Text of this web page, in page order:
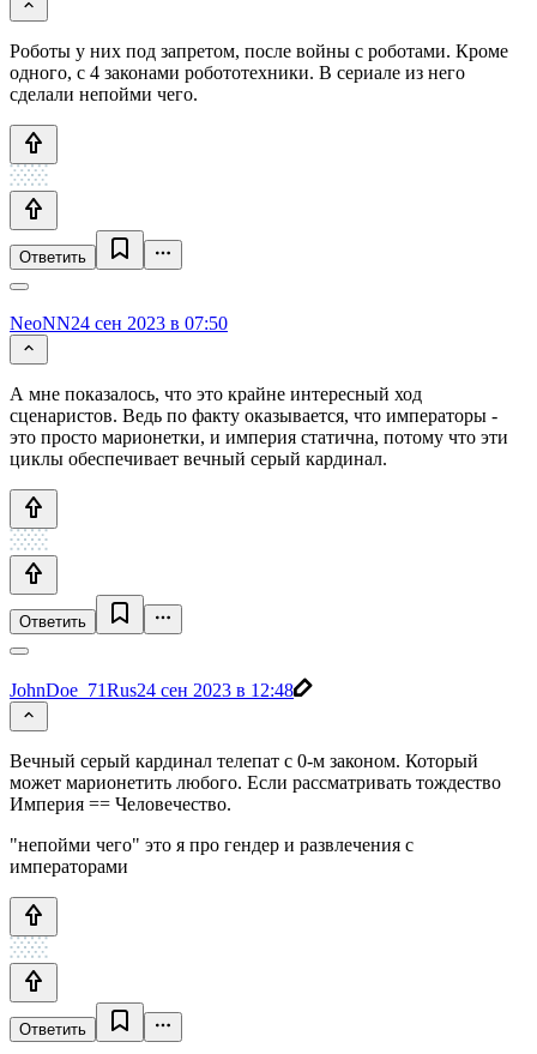
Роботы у них под запретом, после войны с роботами. Кроме
одного, с 4 законами робототехники. В сериале из него
сделали непойми чего.
Ответить
NeoNN24 сен 2023 в 07:50
А мне показалось, что это крайне интересный ход
сценаристов. Ведь по факту оказывается, что императоры -
это просто марионетки, и империя статична, потому что эти
циклы обеспечивает вечный серый кардинал.
Ответить
JohnDoe_71Rus24 сен 2023 в 12:48
Вечный серый кардинал телепат с 0-м законом. Который
может марионетить любого. Если рассматривать тождество
Империя == Человечество.
"непойми чего" это я про гендер и развлечения с
императорами
Ответить